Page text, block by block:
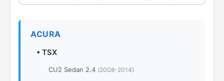
ACURA
• TSX
CU2 Sedan 2.4 (2008-2014)